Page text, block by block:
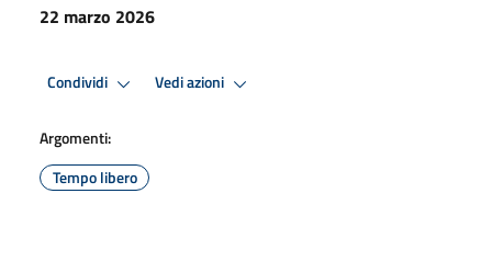
22 marzo 2026
Condividi Vedi azioni
Argomenti:
Tempo libero